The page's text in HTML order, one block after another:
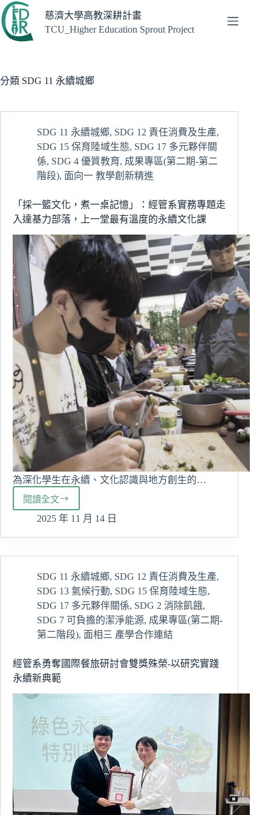
跳
至
主
容
慈濟大學高教深耕計畫
TCU_Higher Education Sprout Project
分類 SDG 11 永續城鄉
SDG 11 永續城鄉, SDG 12 責任消費及生產,
SDG 15 保育陸域生態, SDG 17 多元夥伴關
係, SDG 4 優質教育, 成果專區(第二期-第二
階段), 面向一 教學創新精進
「採一籃文化，煮一桌記憶」：經管系實務專題走
入達基力部落，上一堂最有溫度的永續文化課
為深化學生在永續、文化認識與地方創生的…
閱讀全文
「採
一
化，
一
桌
記
憶」：
經
系
實
務
專
走
入
達
基
2025 年 11 月 14 日
SDG 11 永續城鄉, SDG 12 責任消費及生產,
SDG 13 氣候行動, SDG 15 保育陸域生態,
SDG 17 多元夥伴關係, SDG 2 消除飢餓,
SDG 7 可負擔的潔淨能源, 成果專區(第二期-
第二階段), 面相三 產學合作連結
經管系勇奪國際餐旅研討會雙獎殊榮-以研究實踐
永續新典範